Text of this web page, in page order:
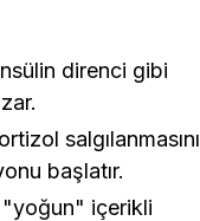
direnci gibi
salgılanmasını
başlatır.
içerikli